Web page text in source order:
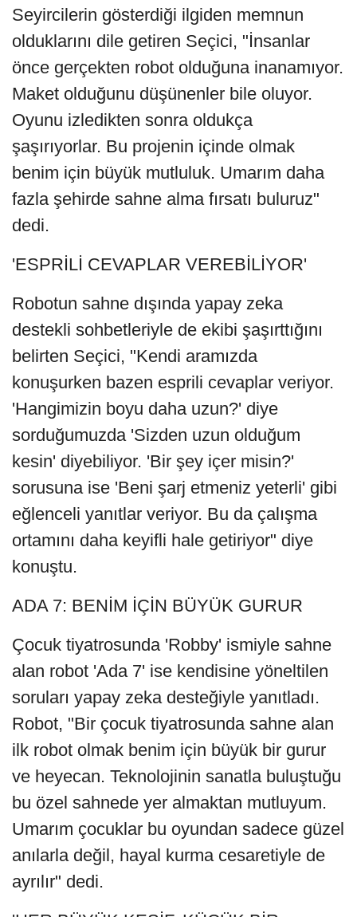
Seyircilerin gösterdiği ilgiden memnun
olduklarını dile getiren Seçici, "İnsanlar
önce gerçekten robot olduğuna inanamıyor.
Maket olduğunu düşünenler bile oluyor.
Oyunu izledikten sonra oldukça
şaşırıyorlar. Bu projenin içinde olmak
benim için büyük mutluluk. Umarım daha
fazla şehirde sahne alma fırsatı buluruz"
dedi.
'ESPRİLİ CEVAPLAR VEREBİLİYOR'
Robotun sahne dışında yapay zeka
destekli sohbetleriyle de ekibi şaşırttığını
belirten Seçici, "Kendi aramızda
konuşurken bazen esprili cevaplar veriyor.
'Hangimizin boyu daha uzun?' diye
sorduğumuzda 'Sizden uzun olduğum
kesin' diyebiliyor. 'Bir şey içer misin?'
sorusuna ise 'Beni şarj etmeniz yeterli' gibi
eğlenceli yanıtlar veriyor. Bu da çalışma
ortamını daha keyifli hale getiriyor" diye
konuştu.
ADA 7: BENİM İÇİN BÜYÜK GURUR
Çocuk tiyatrosunda 'Robby' ismiyle sahne
alan robot 'Ada 7' ise kendisine yöneltilen
soruları yapay zeka desteğiyle yanıtladı.
Robot, "Bir çocuk tiyatrosunda sahne alan
ilk robot olmak benim için büyük bir gurur
ve heyecan. Teknolojinin sanatla buluştuğu
bu özel sahnede yer almaktan mutluyum.
Umarım çocuklar bu oyundan sadece güzel
anılarla değil, hayal kurma cesaretiyle de
ayrılır" dedi.